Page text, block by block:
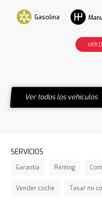
Gasolina
VER
Ver todos los vehículos
SERVICIOS
Garantía Renting
Vender coche Tasar mi